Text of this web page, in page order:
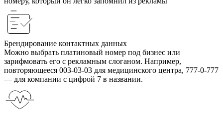
Брендирование контактных данных
Можно выбрать платиновый номер под бизнес или
зарифмовать его с рекламным слоганом. Например,
повторяющееся 003-03-03 для медицинского центра, 777-0-777
— для компании с цифрой 7 в названии.